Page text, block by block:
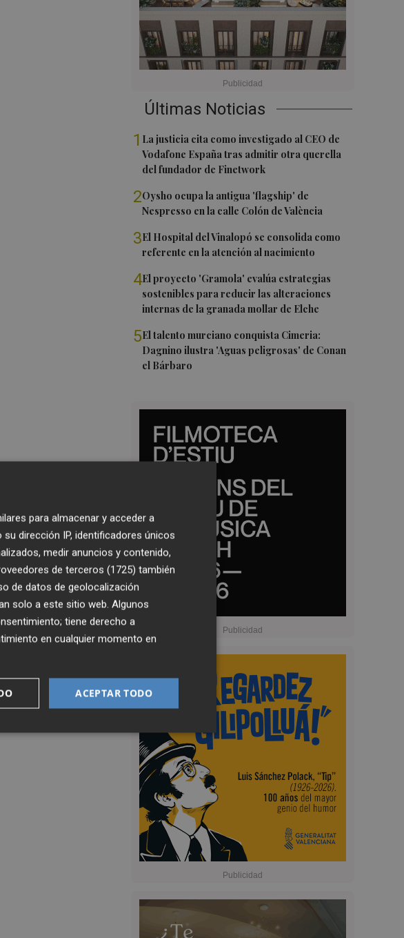
Últimas Noticias
1 La justicia cita como investigado al CEO de
Vodafone España tras admitir otra querella
del fundador de Finetwork
2Oysho ocupa la antigua 'flagship' de
Nespresso en la calle Colón de València
3El Hospital del Vinalopó se consolida como
referente en la atención al nacimiento
4El proyecto 'Gramola' evalúa estrategias
sostenibles para reducir las alteraciones
internas de la granada mollar de Elche
5El talento murciano conquista Cimeria:
Dagnino ilustra 'Aguas peligrosas' de Conan
el Bárbaro
para almacenar y acceder a
dirección IP, identificadores únicos
medir anuncios y contenido,
de terceros (1725) también
de datos de geolocalización
solo a este sitio web. Algunos
tiene derecho a
en cualquier momento en
ACEPTAR TODO